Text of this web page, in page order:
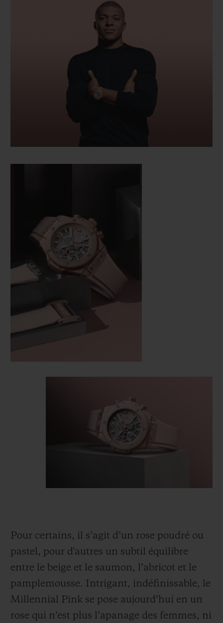
Pour certains, il s’agit d’un rose poudré ou
pastel, pour d'autres un subtil équilibre
entre le beige et le saumon, l’abricot et le
pamplemousse. Intrigant, indéfinissable, le
Millennial Pink se pose aujourd’hui en un
rose qui n’est plus l’apanage des femmes, ni